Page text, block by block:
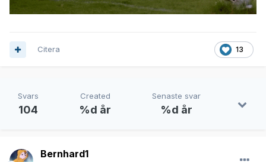
13
Citera
Svars
104
Created
%d år
Senaste svar
%d år
Bernhard1